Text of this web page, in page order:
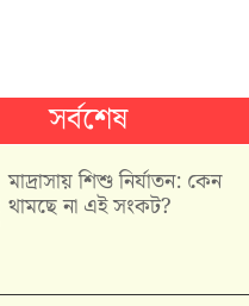
সর্বশেষ
মাদ্রাসায় শিশু নির্যাতন: কেন
থামছে না এই সংকট?